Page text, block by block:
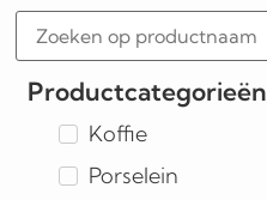
Productcategorieën
Koffie
Porselein